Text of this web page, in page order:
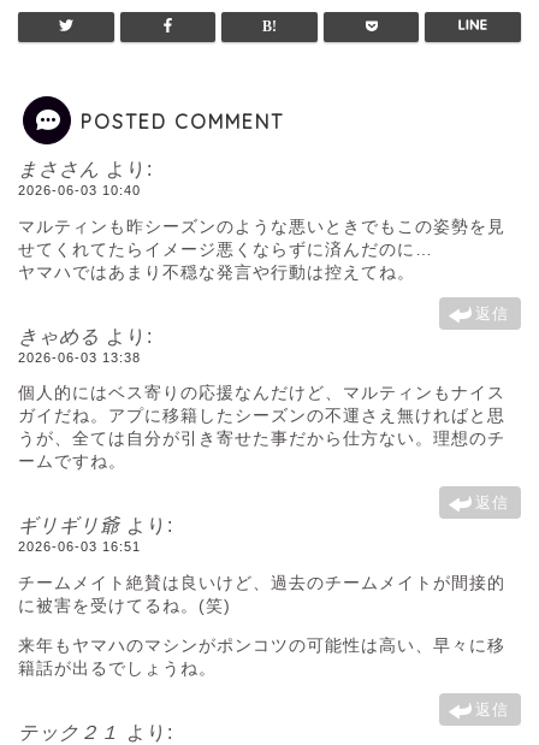
POSTED COMMENT
まささん より:
2026-06-03 10:40
マルティンも昨シーズンのような悪いときでもこの姿勢を見
せてくれてたらイメージ悪くならずに済んだのに…
ヤマハではあまり不穏な発言や行動は控えてね。
返信
きゃめる より:
2026-06-03 13:38
個人的にはベス寄りの応援なんだけど、マルティンもナイス
ガイだね。アプに移籍したシーズンの不運さえ無ければと思
うが、全ては自分が引き寄せた事だから仕方ない。理想のチ
ームですね。
返信
ギリギリ爺 より:
2026-06-03 16:51
チームメイト絶賛は良いけど、過去のチームメイトが間接的
に被害を受けてるね。(笑)
来年もヤマハのマシンがポンコツの可能性は高い、早々に移
籍話が出るでしょうね。
返信
テック２１ より: